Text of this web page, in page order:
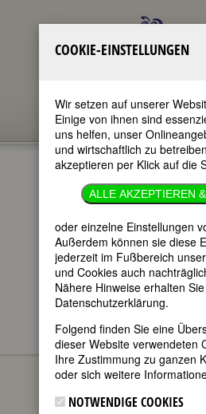
BIOGRAPHIEN Johanna
geboren
am 28.
COOKIE-EINSTELLUNGEN
Wir setzen auf unserer
Einige von ihnen sind
uns helfen, unser
und wirtschaftlich zu
akzeptieren per Klick auf die
ALLE AKZEPTIEREN &
oder einzelne Einstellungen
Außerdem können sie diese
jederzeit im Fußbereich
und Cookies auch
Nähere Hinweise erhalten
Datenschutzerklärung.
Folgend finden Sie eine
dieser Website verwendeten
Ihre Zustimmung zu ganzen
oder sich weitere
NOTWENDIGE COOKIES